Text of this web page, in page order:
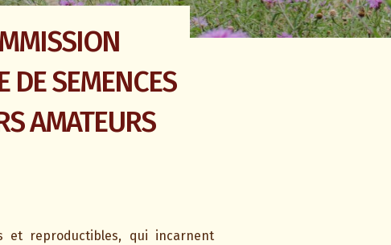
DE SEMENCES
AMATEURS
et reproductibles, qui incarnent